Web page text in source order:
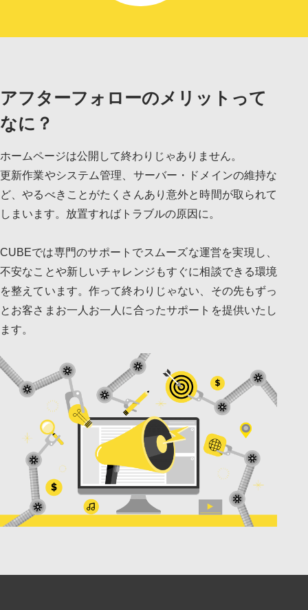
アフターフォローのメリットって
なに？
ホームページは公開して終わりじゃありません。
更新作業やシステム管理、サーバー・ドメインの維持な
ど、やるべきことがたくさんあり意外と時間が取られて
しまいます。放置すればトラブルの原因に。
CUBEでは専門のサポートでスムーズな運営を実現し、
不安なことや新しいチャレンジもすぐに相談できる環境
を整えています。作って終わりじゃない、その先もずっ
とお客さまお一人お一人に合ったサポートを提供いたし
ます。